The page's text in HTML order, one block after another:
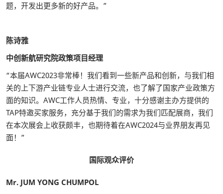
题，开发出更多新的好产品。”
陈诗雅
中创新航研究院政策项目经理
“本届AWC2023非常棒！我们看到一些新产品和创新，与我们相
关的上下游产业链专业人士进行交流，也了解了国家产业政策方
面的知识。AWC工作人员热情、专业，十分感谢主办方提供的
TAP特邀买家服务，充分基于我们的需求为我们匹配展商，我们
在本次展会上收获颇丰，也期待着在AWC2024与业界朋友再见
面！”
国际观众评价
Mr. JUM YONG CHUMPOL